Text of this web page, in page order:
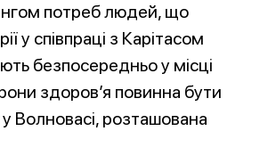
потреб людей, що
у співпраці з Карітасом
безпосередньо у місці
здоров’я повинна бути
Волновасі, розташована